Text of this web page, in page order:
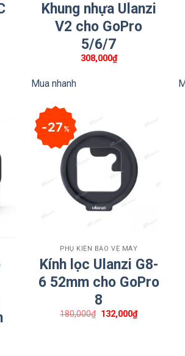
Khung nhựa Ulanzi
V2 cho GoPro
5/6/7
308,000₫
Mua nhanh
27%
PHỤ KIỆN BẢO VỆ MÁY
Kính lọc Ulanzi G8-
6 52mm cho GoPro
8
180,000₫ Giá
132,000₫Giá
hiện